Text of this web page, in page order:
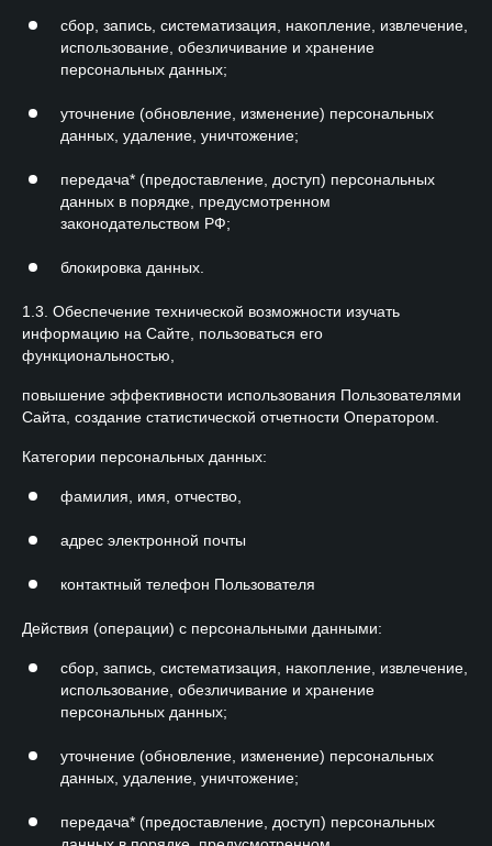
сбор, запись, систематизация, накопление, извлечение,
использование, обезличивание и хранение
персональных данных;
уточнение (обновление, изменение) персональных
данных, удаление, уничтожение;
передача* (предоставление, доступ) персональных
данных в порядке, предусмотренном
законодательством РФ;
блокировка данных.
1.3. Обеспечение технической возможности изучать
информацию на Сайте, пользоваться его
функциональностью,
повышение эффективности использования Пользователями
Сайта, создание статистической отчетности Оператором.
Категории персональных данных:
фамилия, имя, отчество,
адрес электронной почты
контактный телефон Пользователя
Действия (операции) с персональными данными:
сбор, запись, систематизация, накопление, извлечение,
использование, обезличивание и хранение
персональных данных;
уточнение (обновление, изменение) персональных
данных, удаление, уничтожение;
передача* (предоставление, доступ) персональных